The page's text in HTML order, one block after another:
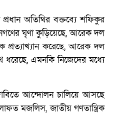
অতিথির বক্তব্যে শফিকুর
ঘৃণা কুড়িয়েছে, আরেক দল
প্রত্যাখ্যান করেছে, আরেক দল
এমনকি নিজেদের মধ্যে
আন্দোলন চালিয়ে আসছে
মজলিস, জাতীয় গণতান্ত্রিক